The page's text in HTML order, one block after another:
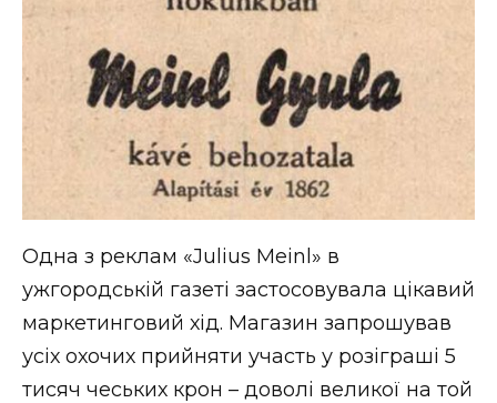
Одна з реклам «Julius Meinl» в
ужгородській газеті застосовувала цікавий
маркетинговий хід. Магазин запрошував
усіх охочих прийняти участь у розіграші 5
тисяч чеських крон – доволі великої на той